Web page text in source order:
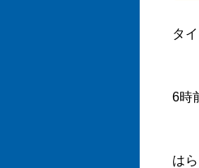
タ
6時
は